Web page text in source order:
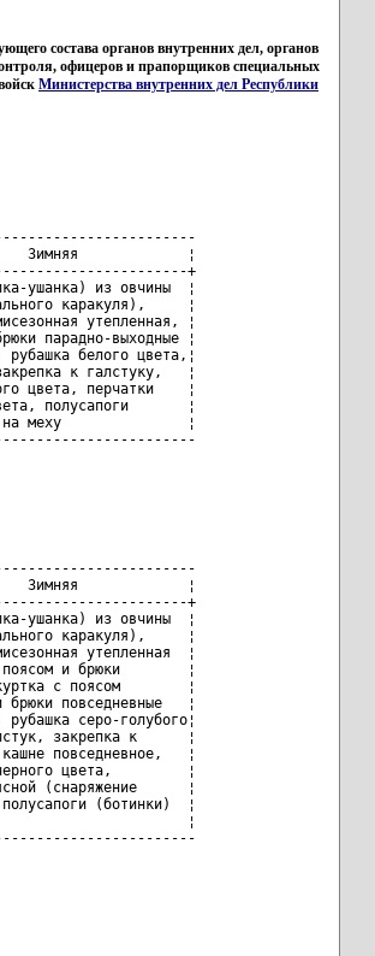
состава органов внутренних дел, органов
офицеров и прапорщиков специальных
Министерства внутренних дел Республики
Зимняя             ¦
+
ушанка) из овчины  ¦
каракуля),     ¦
утепленная, ¦
парадно-выходные ¦
рубашка белого цвета,¦
к галстуку,   ¦
перчатки    ¦
полусапоги       ¦
меху               ¦
Зимняя             ¦
+
ушанка) из овчины  ¦
каракуля),     ¦
утепленная  ¦
поясом и брюки        ¦
с поясом        ¦
повседневные   ¦
серо-голубого¦
закрепка к      ¦
повседневное,   ¦
цвета,         ¦
(снаряжение      ¦
(ботинки)  ¦
¦